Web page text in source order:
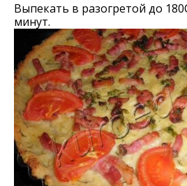
Выпекать в разогретой до
минут.